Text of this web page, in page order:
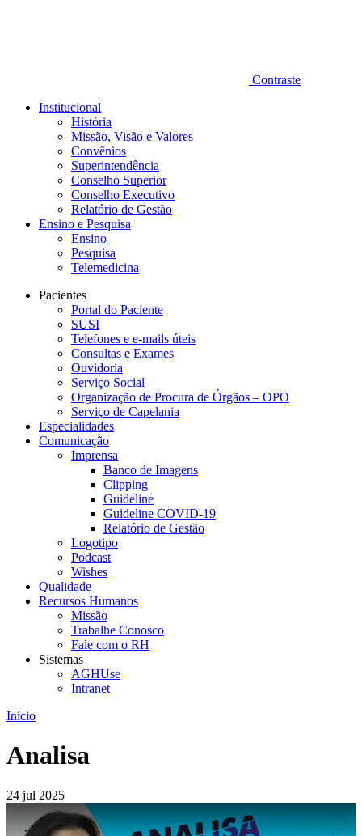
Contraste
Institucional
História
Missão, Visão e Valores
Convênios
Superintendência
Conselho Superior
Conselho Executivo
Relatório de Gestão
Ensino e Pesquisa
Ensino
Pesquisa
Telemedicina
Pacientes
Portal do Paciente
SUSI
Telefones e e-mails úteis
Consultas e Exames
Ouvidoria
Serviço Social
Organização de Procura de Órgãos – OPO
Serviço de Capelania
Especialidades
Comunicação
Imprensa
Banco de Imagens
Clipping
Guideline
Guideline COVID-19
Relatório de Gestão
Logotipo
Podcast
Wishes
Qualidade
Recursos Humanos
Missão
Trabalhe Conosco
Fale com o RH
Sistemas
AGHUse
Intranet
Início
Analisa
24 jul 2025